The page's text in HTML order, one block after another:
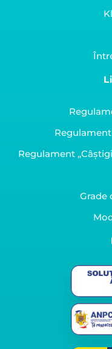
Regulament
Regulament
Grade